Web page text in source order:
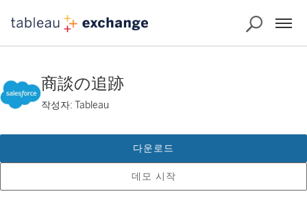
商談の追跡
작성자: Tableau
데모 시작
다운로드